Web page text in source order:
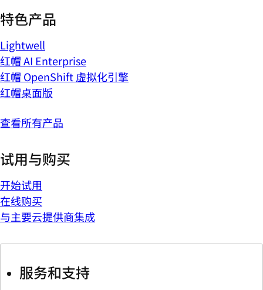
特色产品
Lightwell
红帽 AI Enterprise
红帽 OpenShift 虚拟化引擎
红帽桌面版
查看所有产品
试用与购买
开始试用
在线购买
与主要云提供商集成
服务和支持